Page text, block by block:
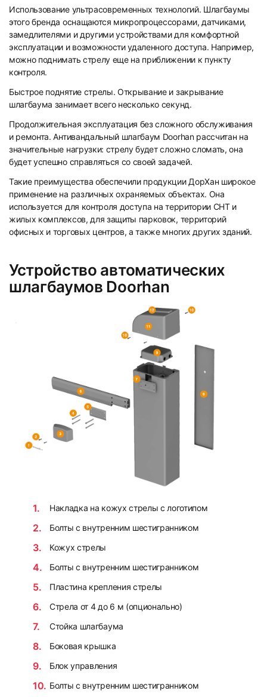
Использование ультрасовременных технологий. Шлагбаумы
этого бренда оснащаются микропроцессорами, датчиками,
замедлителями и другими устройствами для комфортной
эксплуатации и возможности удаленного доступа. Например,
можно поднимать стрелу еще на приближении к пункту
контроля.
Быстрое поднятие стрелы. Открывание и закрывание
шлагбаума занимает всего несколько секунд.
Продолжительная эксплуатация без сложного обслуживания
и ремонта. Антивандальный шлагбаум Doorhan рассчитан на
значительные нагрузки: стрелу будет сложно сломать, она
будет успешно справляться со своей задачей.
Такие преимущества обеспечили продукции ДорХан широкое
применение на различных охраняемых объектах. Она
используется для контроля доступа на территории СНТ и
жилых комплексов, для защиты парковок, территорий
офисных и торговых центров, а также многих других зданий.
Устройство автоматических
шлагбаумов Doorhan
Нaкладка на кожух стрелы с логотипом
Болты с внутренним шестигранником
Кожух стрелы
Болты с внутренним шестигранником
Пластина крепления стрелы
Стрела от 4 до 6 м (опционально)
Стойка шлагбаума
Боковая крышка
Блок управления
Болты с внутренним шестигранником